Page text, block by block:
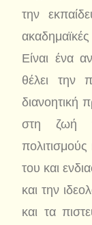
την
Είναι ένα
θέλει την
διανοητική
στη ζωή
πολιτισμούς
του και
και την
και τα